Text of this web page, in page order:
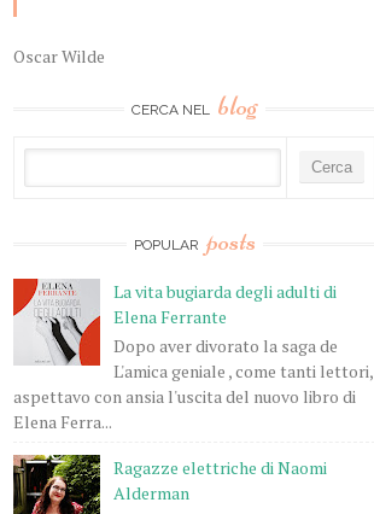
Oscar Wilde
CERCA NEL blog
POPULAR posts
La vita bugiarda degli adulti di
Elena Ferrante
Dopo aver divorato la saga de
L'amica geniale , come tanti lettori,
aspettavo con ansia l'uscita del nuovo libro di
Elena Ferra...
Ragazze elettriche di Naomi
Alderman